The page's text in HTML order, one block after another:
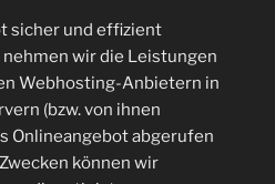
sicher und effizient
wir die Leistungen
Webhosting-Anbietern in
(bzw. von ihnen
Onlineangebot abgerufen
können wir